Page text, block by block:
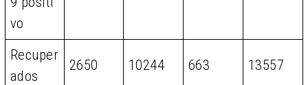
vo
Recuper
ados
2650 10244 663 13557